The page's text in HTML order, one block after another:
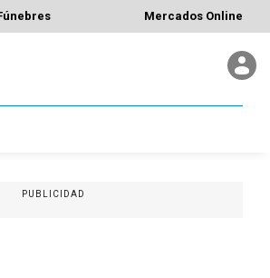
Mercados Online
PUBLICIDAD